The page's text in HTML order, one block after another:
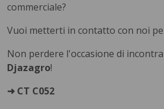
commerciale?
Vuoi metterti in contatto con noi
Non perdere l'occasione di
Djazagro!
➜ CT C052